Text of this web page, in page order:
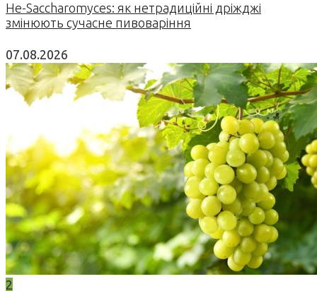
Не-Saccharomyces: як нетрадиційні дріжджі
змінюють сучасне пивоваріння
07.08.2026
2